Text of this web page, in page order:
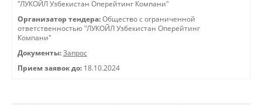
"ЛУКОЙЛ Узбекистан Оперейтинг Компани"
Организатор тендера: Общество с ограниченной
ответственностью "ЛУКОЙЛ Узбекистан Оперейтинг
Компани"
Документы: Запрос
Прием заявок до: 18.10.2024